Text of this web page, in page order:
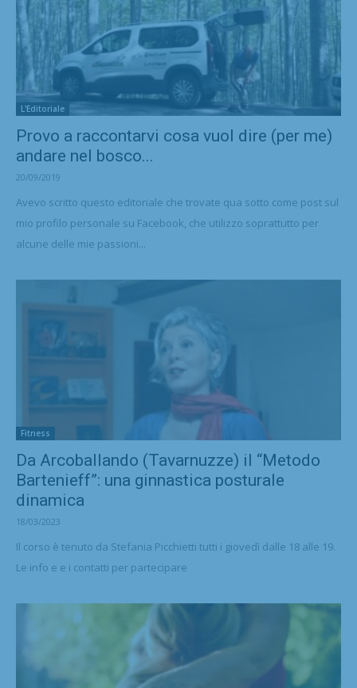
L'Editoriale
Provo a raccontarvi cosa vuol dire (per me)
andare nel bosco...
20/09/2019
Avevo scritto questo editoriale che trovate qua sotto come post sul
mio profilo personale su Facebook, che utilizzo soprattutto per
alcune delle mie passioni...
Fitness
Da Arcoballando (Tavarnuzze) il “Metodo
Bartenieff”: una ginnastica posturale
dinamica
18/03/2023
Il corso è tenuto da Stefania Picchietti tutti i giovedì dalle 18 alle 19.
Le info e e i contatti per partecipare